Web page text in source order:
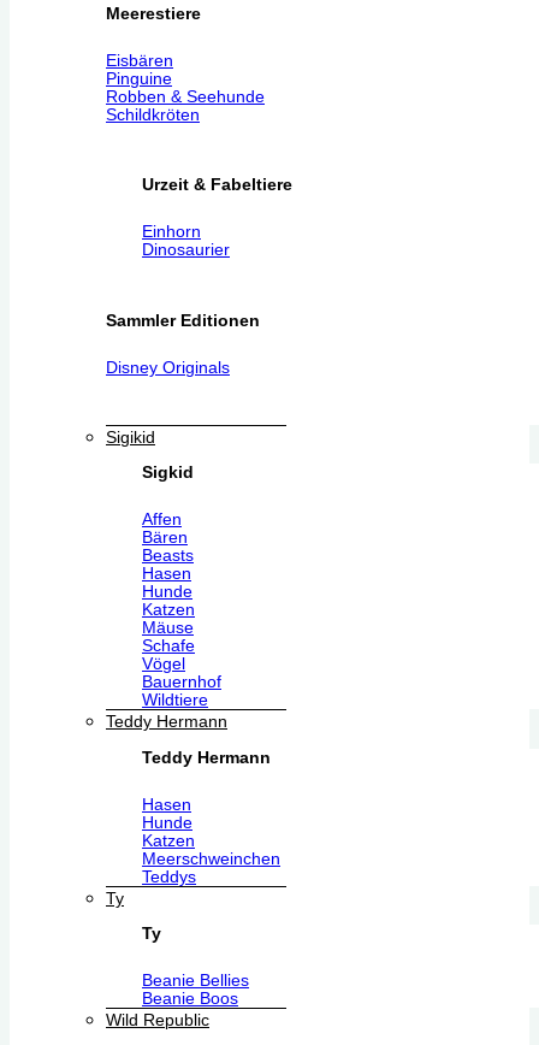
Meerestiere
Eisbären
Pinguine
Robben & Seehunde
Schildkröten
Urzeit & Fabeltiere
Einhorn
Dinosaurier
Sammler Editionen
Disney Originals
Sigikid
Sigkid
Affen
Bären
Beasts
Hasen
Hunde
Katzen
Mäuse
Schafe
Vögel
Bauernhof
Wildtiere
Teddy Hermann
Teddy Hermann
Hasen
Hunde
Katzen
Meerschweinchen
Teddys
Ty
Ty
Beanie Bellies
Beanie Boos
Wild Republic